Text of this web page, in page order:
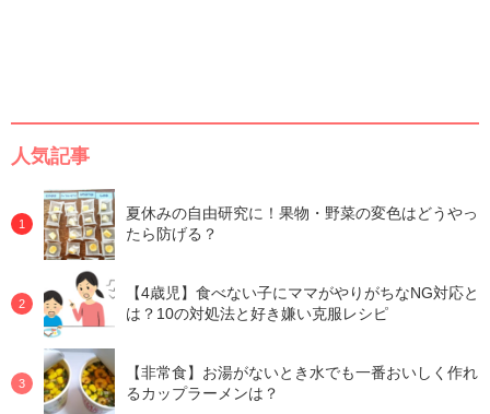
人気記事
夏休みの自由研究に！果物・野菜の変色はどうやっ
たら防げる？
【4歳児】食べない子にママがやりがちなNG対応と
は？10の対処法と好き嫌い克服レシピ
【非常食】お湯がないとき水でも一番おいしく作れ
るカップラーメンは？